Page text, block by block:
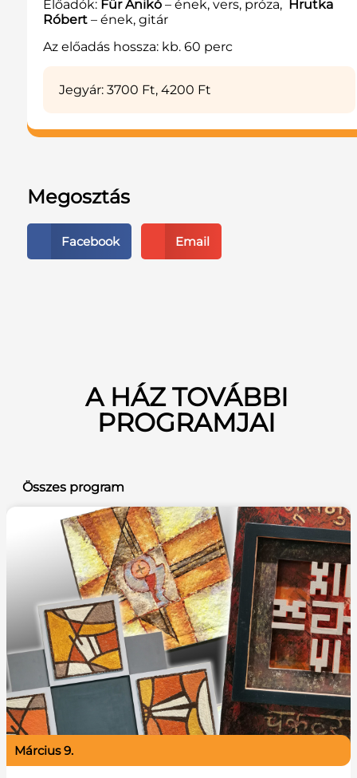
Előadók: Für Anikó – ének, vers, próza, Hrutka
Róbert – ének, gitár
Az előadás hossza: kb. 60 perc
Jegyár: 3700 Ft, 4200 Ft
Megosztás
Facebook Email
A HÁZ TOVÁBBI
PROGRAMJAI
Összes program
március 9.